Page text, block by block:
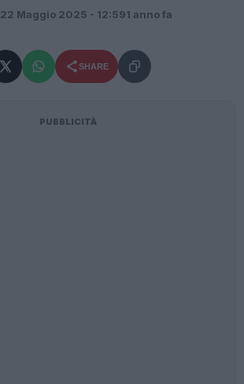
22 Maggio 2025 - 12:591 anno fa
SHARE
PUBBLICITÀ